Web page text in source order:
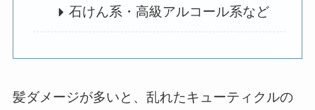
石けん系・高級アルコール系など
髪ダメージが多いと、乱れたキューティクルの